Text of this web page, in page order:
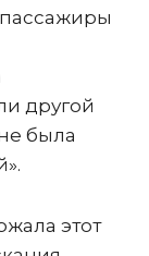
другой
была
этот